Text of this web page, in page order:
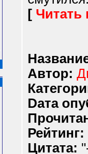
[ Читать
Автор:
Dата
Рейтинг:
Цитата: